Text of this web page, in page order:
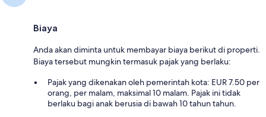
Biaya
Anda akan diminta untuk membayar biaya berikut di properti.
Biaya tersebut mungkin termasuk pajak yang berlaku:
Pajak yang dikenakan oleh pemerintah kota: EUR 7.50 per
orang, per malam, maksimal 10 malam. Pajak ini tidak
berlaku bagi anak berusia di bawah 10 tahun tahun.